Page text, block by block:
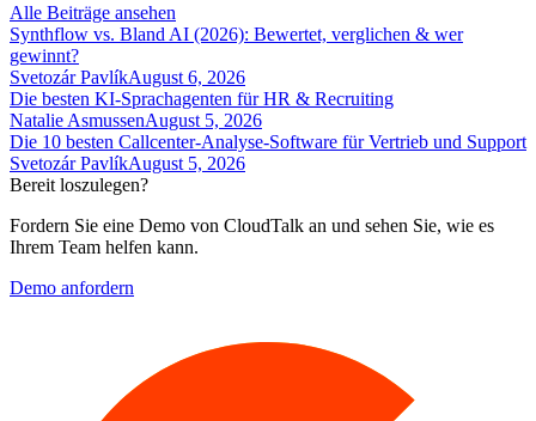
Alle Beiträge ansehen
Synthflow vs. Bland AI (2026): Bewertet, verglichen & wer
gewinnt?
Svetozár PavlíkAugust 6, 2026
Die besten KI-Sprachagenten für HR & Recruiting
Natalie AsmussenAugust 5, 2026
Die 10 besten Callcenter-Analyse-Software für Vertrieb und Support
Svetozár PavlíkAugust 5, 2026
Bereit loszulegen?
Fordern Sie eine Demo von CloudTalk an und sehen Sie, wie es
Ihrem Team helfen kann.
Demo anfordern